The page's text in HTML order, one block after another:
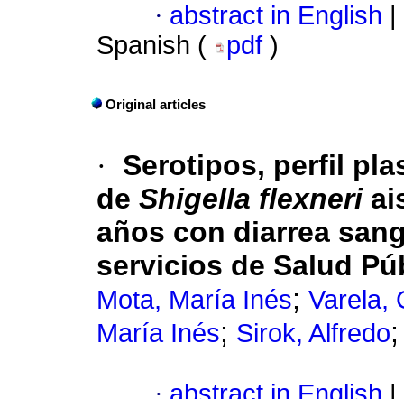
· abstract in English
Spanish (
pdf )
Original articles
·
Serotipos, perfil
de Shigella flexneri
años con diarrea
servicios de Salud
Mota, María Inés; Varela,
María Inés; Sirok, Alfredo